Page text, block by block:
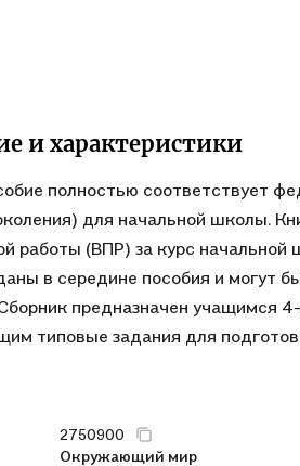
и характеристики
полностью соответствует
для начальной школы.
работы (ВПР) за курс
в середине пособия и могут
предназначен учащимся
типовые задания для
2750900
Окружающий мир